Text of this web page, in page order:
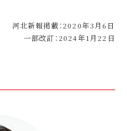
河北新報掲載：2020年3月6日
一部改訂：2024年1月22日